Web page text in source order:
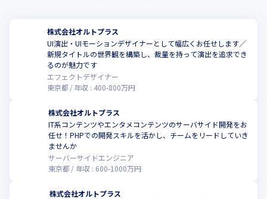
株式会社オルトプラス
UI演出・UIモーションデザイナーとして幅広くお任せします／
新規タイトルの世界観を構築し、裁量を持って演出を追求でき
るのが魅力です
エフェクトデザイナー
東京都
年収 : 400-800万円
株式会社オルトプラス
IT系コンテンツやエンタメコンテンツのサーバサイド開発をお
任せ！PHPでの開発スキルを活かし、チームをリードしていき
ませんか
サーバーサイドエンジニア
東京都
年収 : 600-1000万円
株式会社オルトプラス